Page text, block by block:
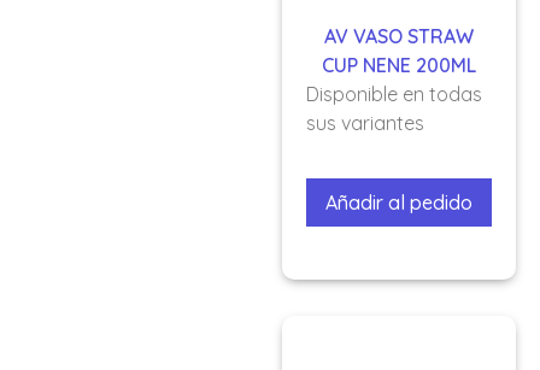
AV VASO STRAW
CUP NENE 200ML
Disponible en todas
sus variantes
Añadir al pedido